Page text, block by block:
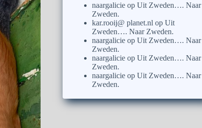
naargalicie opUit Zweden…. Naar
Zweden.
kar.rooij@ planet.nl opUit
Zweden…. Naar Zweden.
naargalicie opUit Zweden…. Naar
Zweden.
naargalicie opUit Zweden…. Naar
Zweden.
naargalicie opUit Zweden…. Naar
Zweden.